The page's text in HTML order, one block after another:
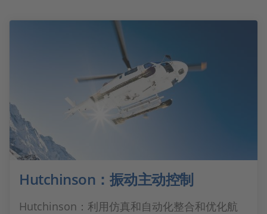
Hutchinson：振动主动控制
Hutchinson：利用仿真和自动化整合和优化航